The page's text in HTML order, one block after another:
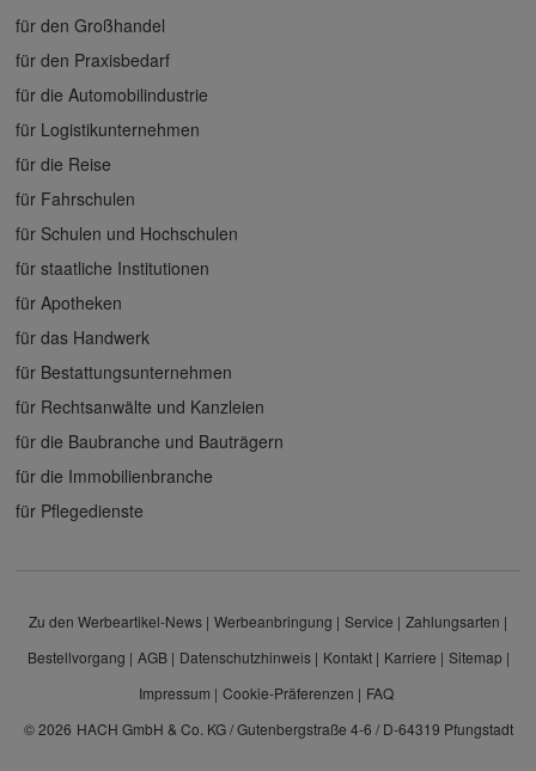
für den Großhandel
für den Praxisbedarf
für die Automobilindustrie
für Logistikunternehmen
für die Reise
für Fahrschulen
für Schulen und Hochschulen
für staatliche Institutionen
für Apotheken
für das Handwerk
für Bestattungsunternehmen
für Rechtsanwälte und Kanzleien
für die Baubranche und Bauträgern
für die Immobilienbranche
für Pflegedienste
Zu den Werbeartikel-News Werbeanbringung Service
Zahlungsarten
Bestellvorgang
AGB Datenschutzhinweis Kontakt Karriere
Sitemap
Impressum
Cookie-Präferenzen
FAQ
© 2026 HACH GmbH & Co. KG / Gutenbergstraße 4-6 / D-64319 Pfungstadt